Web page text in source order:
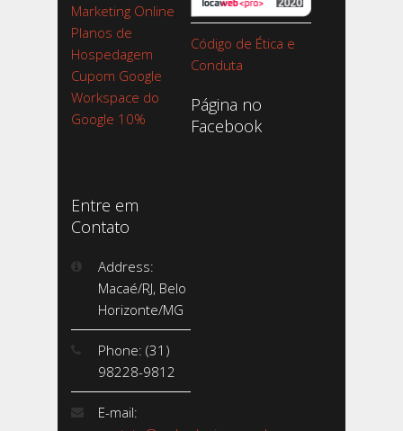
Marketing Online
Planos de
Hospedagem
Cupom Google
Workspace do
Google 10%
Código de Ética e
Conduta
Página no
Facebook
Entre em
Contato
Address:
Macaé/RJ, Belo
Horizonte/MG
Phone: (31)
98228-9812
E-mail: